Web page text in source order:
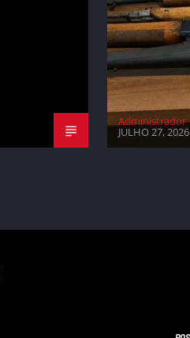
Administrador
JULHO 27, 2026